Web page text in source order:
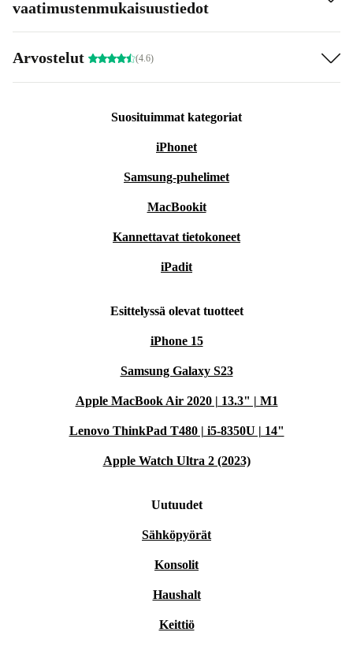
vaatimustenmukaisuustiedot
Arvostelut (4.6)
Suosituimmat kategoriat
iPhonet
Samsung-puhelimet
MacBookit
Kannettavat tietokoneet
iPadit
Esittelyssä olevat tuotteet
iPhone 15
Samsung Galaxy S23
Apple MacBook Air 2020 | 13.3" | M1
Lenovo ThinkPad T480 | i5-8350U | 14"
Apple Watch Ultra 2 (2023)
Uutuudet
Sähköpyörät
Konsolit
Haushalt
Keittiö